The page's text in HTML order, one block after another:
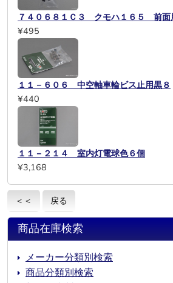
７４０６８１Ｃ３ クモハ１６５ 前面
¥495
１１－６０６ 中空軸車輪ビス止用黒８
¥440
１１－２１４ 室内灯電球色６個
¥3,168
＜＜ 戻る
商品在庫検索
メーカー分類別検索
商品分類別検索